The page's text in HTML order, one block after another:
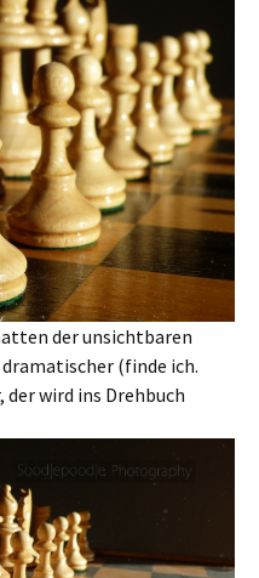
der unsichtbaren
(finde ich.
der wird ins Drehbuch